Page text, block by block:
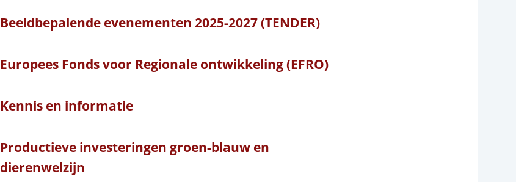
Beeldbepalende evenementen 2025-2027 (TENDER)
Europees Fonds voor Regionale ontwikkeling (EFRO)
Kennis en informatie
Productieve investeringen groen-blauw en
dierenwelzijn